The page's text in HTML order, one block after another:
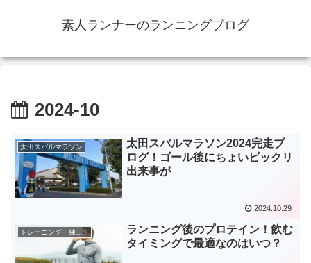
素人ランナーのランニングブログ
2024-10
太田スバルマラソン
太田スバルマラソン2024完走ブ
ログ！ゴール後にちょいビックリ
出来事が
2024.10.29
トレーニング・練習の考察
ランニング後のプロテイン！飲む
タイミングで最適なのはいつ？